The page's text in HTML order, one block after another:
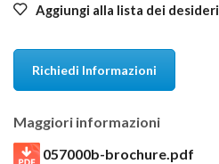
Aggiungi alla lista dei desideri
Richiedi Informazioni
Maggiori informazioni
057000b-brochure.pdf